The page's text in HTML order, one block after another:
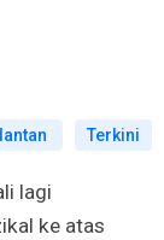
Terkini
lagi
ke atas